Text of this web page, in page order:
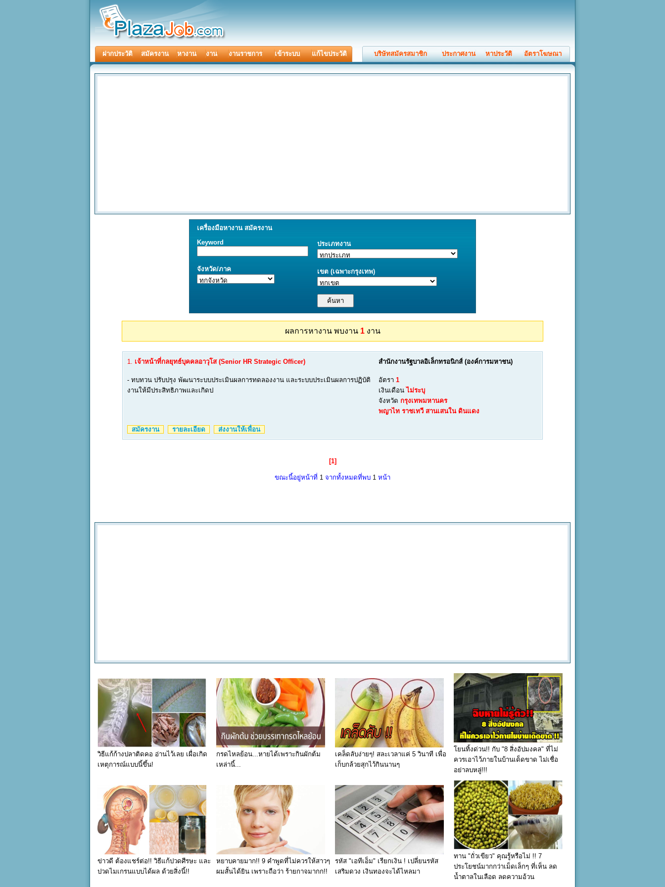
ฝากประวัติ สมัครงาน หางาน งาน งานราชการ เข้าระบบ แก้ไขประวัติ บริษัทสมัครสมาชิก ประกาศงาน หาประวัติ อัตราโฆษณา
เครื่องมือหางาน สมัครงาน
Keyword
จังหวัด/ภาค
ประเภทงาน
เขต (เฉพาะกรุงเทพ)
ผลการหางาน พบงาน 1งาน
1. เจ้าหน้าที่กลยุทธ์บุคคลอาวุโส (Senior HR Strategic Officer) สำนักงานรัฐบาลอิเล็กทรอนิกส์ (องค์การมหาชน)
- ทบทวน ปรับปรุง พัฒนาระบบประเมินผลการทดลองงาน และระบบประเมินผลการปฏิบัติ
งานให้มีประสิทธิภาพและเกิดป
อัตรา 1
เงินเดือน ไม่ระบุ
จังหวัด กรุงเทพมหานคร
พญาไท ราชเทวี สานเสนใน ดินแดง
สมัครงาน รายละเอียด ส่งงานให้เพื่อน
[1]
ขณะนี้อยู่หน้าที่ 1 จากทั้งหมดที่พบ 1 หน้า
วิธีแก้ก้างปลาติดคอ อ่านไว้เลย เผื่อเกิด
เหตุการณ์แบบนี้ขึ้น!
กรดไหลย้อน...หายได้เพราะกินผักต้ม
เหล่านี้...
เคล็ดลับง่ายๆ! สละเวลาแค่ 5 วินาที เพื่อ
เก็บกล้วยสุกไว้กินนานๆ
โยนทิ้งด่วน!! กับ "8 สิ่งอัปมงคล" ที่ไม่
ควรเอาไว้ภายในบ้านเด็ดขาด ไม่เชื่อ
อย่าลบหลู่!!!
ข่าวดี ต้องแชร์ต่อ!! วิธีแก้ปวดศีรษะ และ
ปวดไมเกรนแบบได้ผล ด้วยสิ่งนี้!!
หยาบคายมาก!! 9 คำพูดที่ไม่ควรให้สาวๆ
ผมสั้นได้ยิน เพราะถือว่า ร้ายกาจมากก!!
รหัส "เอทีเอ็ม" เรียกเงิน ! เปลี่ยนรหัส
เสริมดวง เงินทองจะได้ไหลมา
ทาน "ถั่วเขียว" คุณรู้หรือไม่ !! 7
ประโยชน์มากกว่าเม็ดเล็กๆ ที่เห็น ลด
น้ำตาลในเลือด ลดความอ้วน